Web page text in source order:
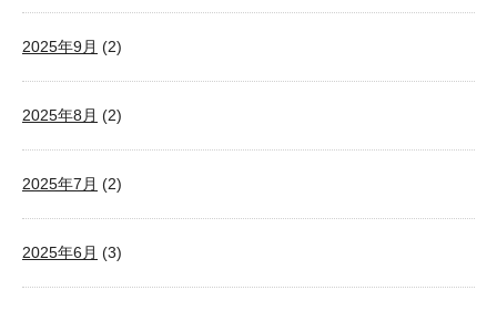
2025年9月 (2)
2025年8月 (2)
2025年7月 (2)
2025年6月 (3)